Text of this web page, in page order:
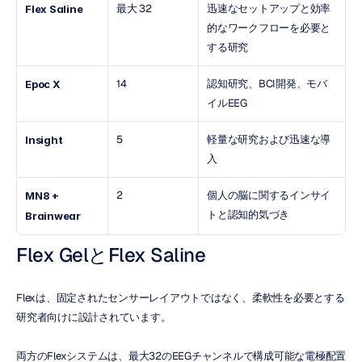
Flex Saline 最大 32
迅速なセットアップと効率
的なワークフローを必要と
する研究
Epoc X 14
認知研究、BCI開発、モバ
イルEEG
Insight 5
軽量な研究および迅速な導
入
MN8 +
Brainwear
2
個人の脳に関するインサイ
トと認知的気づき
Flex GelとFlex Saline
Flexは、固定されたセンサーレイアウトではなく、柔軟性を必要とする
研究者向けに設計されています。
両方のFlexシステムは、最大32のEEGチャンネルで構成可能な電極配置